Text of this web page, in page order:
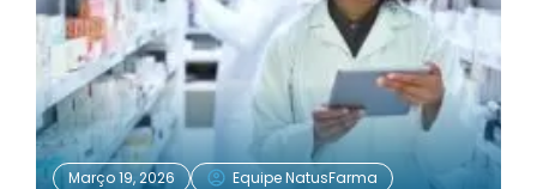
Março 19, 2026 Equipe NatusFarma